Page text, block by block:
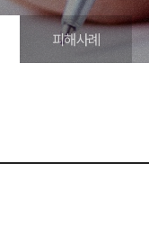
피해사례